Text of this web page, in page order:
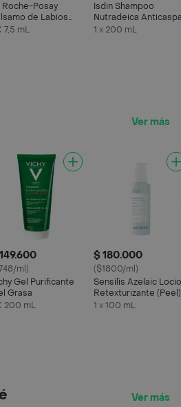
Roche-Posay
de Labios
Levres
7,5 mL
Isdin Shampoo
Nutradeica
1 x 200 mL
Ver más
ml)
Gel Purificante
Grasa
200 mL
$ 180.000
($1800/ml)
Sensilis Azelaic
Retexturizante (Peel)
1 x 100 mL
Ver más